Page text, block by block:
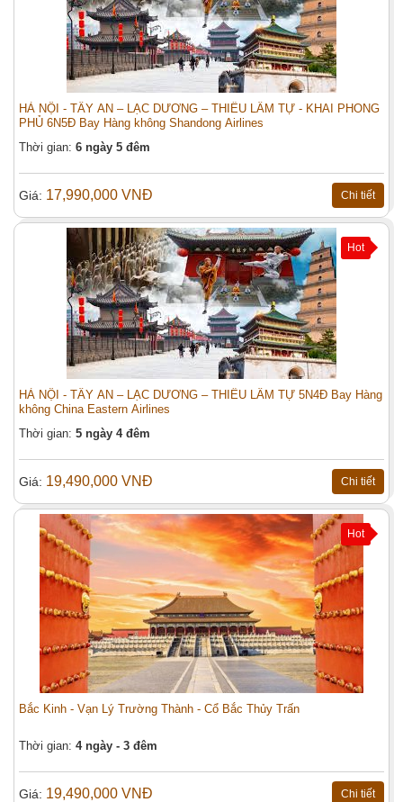
HÀ NỘI - TÂY AN – LẠC DƯƠNG – THIẾU LÂM TỰ - KHAI PHONG
PHỦ 6N5Đ Bay Hàng không Shandong Airlines
Thời gian: 6 ngày 5 đêm
Giá: 17,990,000 VNĐ Chi tiết
Hot
HÀ NỘI - TÂY AN – LẠC DƯƠNG – THIẾU LÂM TỰ 5N4Đ Bay Hàng
không China Eastern Airlines
Thời gian: 5 ngày 4 đêm
Giá: 19,490,000 VNĐ Chi tiết
Hot
Bắc Kinh - Vạn Lý Trường Thành - Cổ Bắc Thủy Trấn
Thời gian: 4 ngày - 3 đêm
Giá: 19,490,000 VNĐ Chi tiết